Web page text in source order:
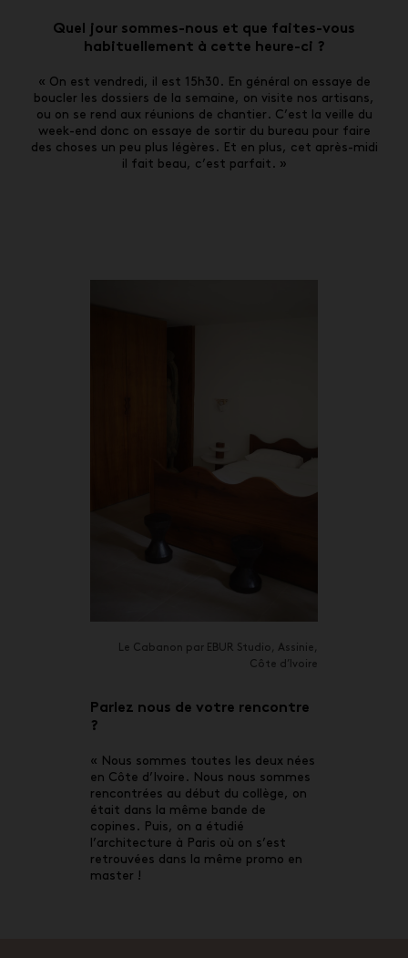
Quel jour sommes-nous et que faites-vous
habituellement à cette heure-ci ?
« On est vendredi, il est 15h30. En général on essaye de
boucler les dossiers de la semaine, on visite nos artisans,
ou on se rend aux réunions de chantier. C’est la veille du
week-end donc on essaye de sortir du bureau pour faire
des choses un peu plus légères. Et en plus, cet après-midi
il fait beau, c’est parfait. »
Le Cabanon par EBUR Studio, Assinie,
Côte d’Ivoire
Parlez nous de votre rencontre
?
« Nous sommes toutes les deux nées
en Côte d’Ivoire. Nous nous sommes
rencontrées au début du collège, on
était dans la même bande de
copines. Puis, on a étudié
l’architecture à Paris où on s’est
retrouvées dans la même promo en
master !